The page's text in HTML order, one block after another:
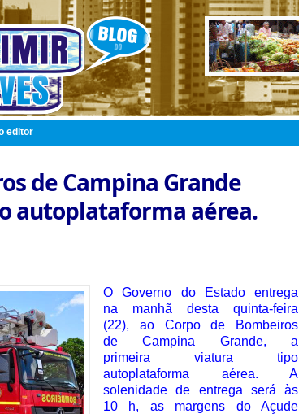
editor
de Campina Grande
autoplataforma aérea.
O Governo do Estado entrega
na manhã desta quinta-feira
(22), ao Corpo de Bombeiros
de Campina Grande, a
primeira viatura tipo
autoplataforma aérea. A
solenidade de entrega será às
10 h, as margens do Açude